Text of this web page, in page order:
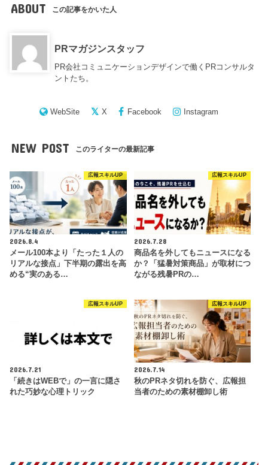
ABOUT この記事をかいた人
PRマガジンスタッフ
PR会社コミュニケーションデザインで働くPRコンサルタ
ントたち。
WebSite X Facebook Instagram
NEW POST このライターの最新記事
広報スキルUP
2026.8.4
メール100本より「たった１人の
リアルな接点」下半期の露出を高
める“実のある…
広報スキルUP
2026.7.28
商品名を外してもニュースになる
か？「猛暑対策商品」が取材につ
ながる残暑PRの…
広報スキルUP
2026.7.21
「続きはWEBで」の一言に隠さ
れた巧妙な心理トリック
広報スキルUP
2026.7.14
秋のPRネタ切れを防ぐ、広報担
当者のための素材棚卸し術